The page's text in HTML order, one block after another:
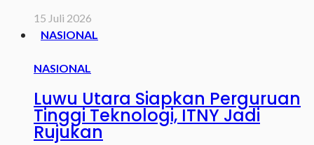
15 Juli 2026
NASIONAL
NASIONAL
Luwu Utara Siapkan Perguruan
Tinggi Teknologi, ITNY Jadi
Rujukan